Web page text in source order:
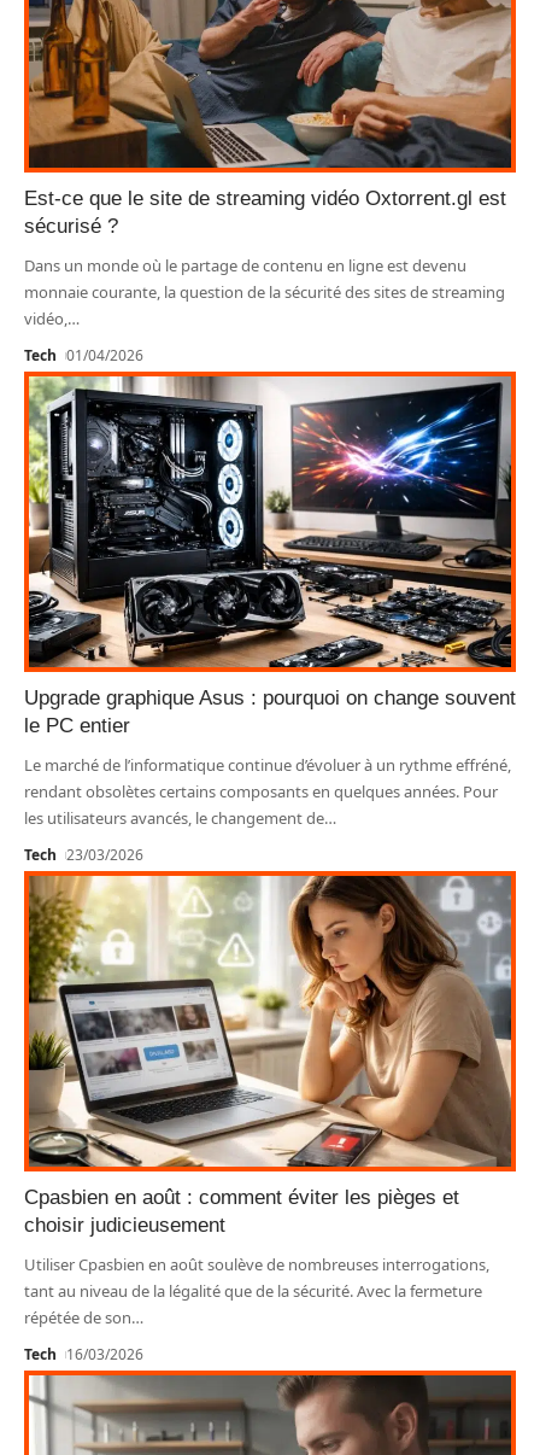
Est-ce que le site de streaming vidéo Oxtorrent.gl est
sécurisé ?
Dans un monde où le partage de contenu en ligne est devenu
monnaie courante, la question de la sécurité des sites de streaming
vidéo,…
Tech 01/04/2026
Upgrade graphique Asus : pourquoi on change souvent
le PC entier
Le marché de l’informatique continue d’évoluer à un rythme effréné,
rendant obsolètes certains composants en quelques années. Pour
les utilisateurs avancés, le changement de…
Tech 23/03/2026
Cpasbien en août : comment éviter les pièges et
choisir judicieusement
Utiliser Cpasbien en août soulève de nombreuses interrogations,
tant au niveau de la légalité que de la sécurité. Avec la fermeture
répétée de son…
Tech 16/03/2026